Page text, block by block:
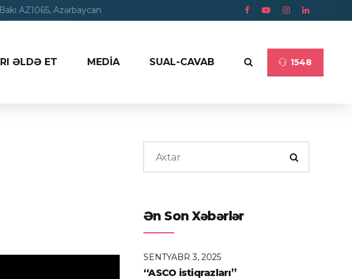
AZ1065, Azərbaycan
1548
ƏLDƏ ET MEDİA SUAL-CAVAB
Ən Son Xəbərlər
SENTYABR 3, 2025
“ASCO istiqrazları”